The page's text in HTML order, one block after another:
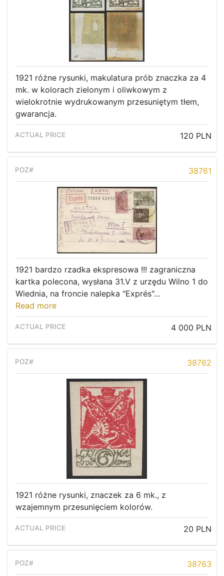
1921 różne rysunki, makulatura prób znaczka za 4
mk. w kolorach zielonym i oliwkowym z
wielokrotnie wydrukowanym przesuniętym tłem,
gwarancja.
120 PLN
38761
1921 bardzo rzadka ekspresowa !!! zagraniczna
kartka polecona, wysłana 31.V z urzędu Wilno 1 do
Wiednia, na froncie nalepka "Exprés"...
Read more
4 000 PLN
38762
1921 różne rysunki, znaczek za 6 mk., z
wzajemnym przesunięciem kolorów.
20 PLN
38763